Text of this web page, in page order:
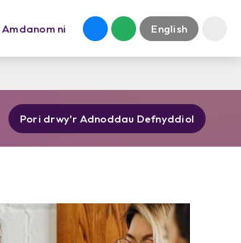
Amdanom ni English
Pori drwy'r Adnoddau Defnyddiol